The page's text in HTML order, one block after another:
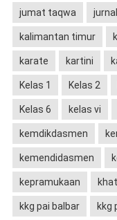
jumat taqwa
kalimantan timur
karate kartini
Kelas 1 Kelas 2
Kelas 6 kelas vi
kemdikdasmen
kemendidasmen
kepramukaan
kkg pai balbar kkg